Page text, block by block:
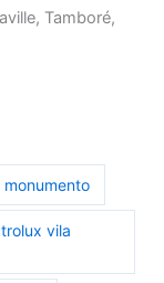
Tamboré,
vila